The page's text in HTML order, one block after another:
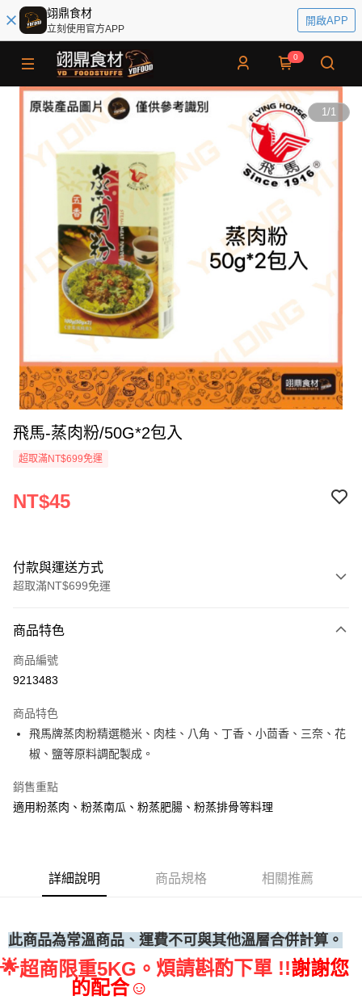
翊鼎食材
立刻使用官方APP
開啟APP
0
1/1
飛馬-蒸肉粉/50G*2包入
超取滿NT$699免運
NT$45
付款與運送方式
超取滿NT$699免運
信用卡一次付款
Apple Pay
運送方式
• 付款後全家取貨
每筆NT$60，滿NT$699(含以上)免運費
• 付款後7-11取貨
每筆NT$60，滿NT$699(含以上)免運費
商品特色
商品編號
9213483
商品特色
飛馬牌蒸肉粉精選糙米、肉桂、八角、丁香、小茴香、三奈、花
椒、鹽等原料調配製成。
銷售重點
適用粉蒸肉、粉蒸南瓜、粉蒸肥腸、粉蒸排骨等料理
詳細說明 商品規格 相關推薦
此商品為常溫商品、運費不可與其他溫層合併計算。
🌟超商限重5KG。 煩請斟酌下單 !!謝謝您
的配合☺